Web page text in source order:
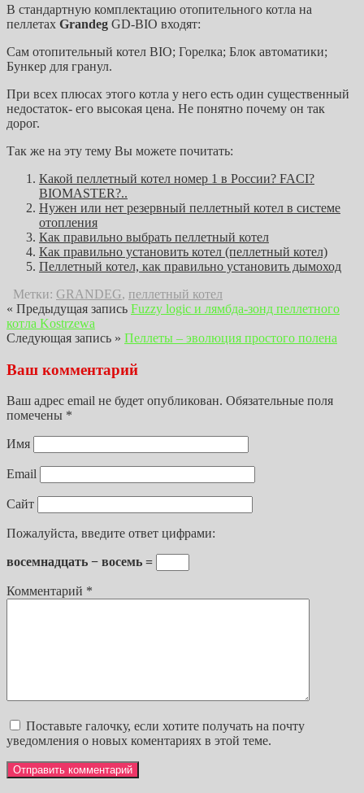
В стандартную комплектацию отопительного котла на
пеллетах Grandeg GD-BIO входят:
Сам отопительный котел BIO; Горелка; Блок автоматики;
Бункер для гранул.
При всех плюсах этого котла у него есть один существенный
недостаток- его высокая цена. Не понятно почему он так
дорог.
Так же на эту тему Вы можете почитать:
Какой пеллетный котел номер 1 в России? FACI?
BIOMASTER?..
Нужен или нет резервный пеллетный котел в системе
отопления
Как правильно выбрать пеллетный котел
Как правильно установить котел (пеллетный котел)
Пеллетный котел, как правильно установить дымоход
Метки: GRANDEG, пеллетный котел
« Предыдущая запись Fuzzy logic и лямбда-зонд пеллетного
котла Kostrzewa
Следующая запись » Пеллеты – эволюция простого полена
Ваш комментарий
Ваш адрес email не будет опубликован. Обязательные поля
помечены *
Имя
Email
Сайт
Пожалуйста, введите ответ цифрами:
восемнадцать − восемь =
Комментарий *
Поставьте галочку, если хотите получать на почту
уведомления о новых коментариях в этой теме.